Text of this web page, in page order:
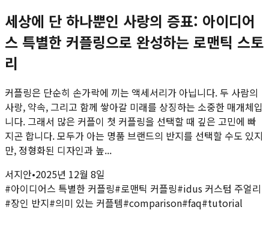
세상에 단 하나뿐인 사랑의 증표: 아이디어
스 특별한 커플링으로 완성하는 로맨틱 스토
리
커플링은 단순히 손가락에 끼는 액세서리가 아닙니다. 두 사람의
사랑, 약속, 그리고 함께 쌓아갈 미래를 상징하는 소중한 매개체입
니다. 그래서 많은 커플이 첫 커플링을 선택할 때 깊은 고민에 빠
지곤 합니다. 모두가 아는 명품 브랜드의 반지를 선택할 수도 있지
만, 정형화된 디자인과 높...
서지안•2025년 12월 8일
#아이디어스 특별한 커플링#로맨틱 커플링#idus 커스텀 주얼리
#장인 반지#의미 있는 커플템#comparison#faq#tutorial